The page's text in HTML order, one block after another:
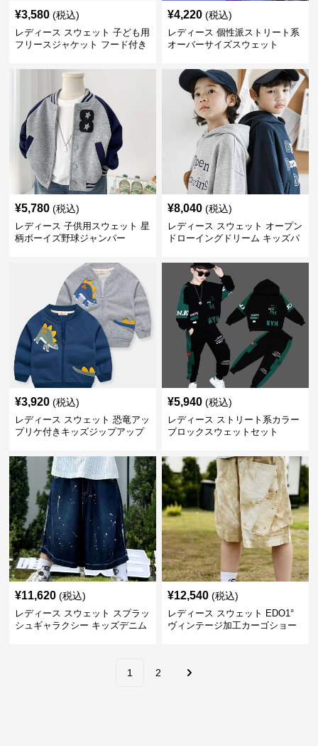
¥3,580 (税込)
レディース スウェット 子ども用
フリースジャケット フード付き
¥4,220 (税込)
レディース 個性派ストリート系
オーバーサイズスウェット
¥5,780 (税込)
レディース 子供用スウェット 星
柄ボーイズ野球ジャンパー
¥8,040 (税込)
レディース スウェット オープン
ドローイングドリーム キッズパ
¥3,920 (税込)
レディース スウェット 恐竜アッ
プリケ付きキッズジップアップ
¥5,940 (税込)
レディース ストリート系カラー
ブロックスウェットセット
¥11,620 (税込)
レディース スウェット スプラッ
シュギャラクシー キッズデニム
¥12,540 (税込)
レディース スウェット EDO1°
ヴィンテージ加工カーゴショー
1 2